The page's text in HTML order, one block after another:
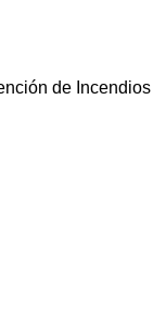
de Incendios